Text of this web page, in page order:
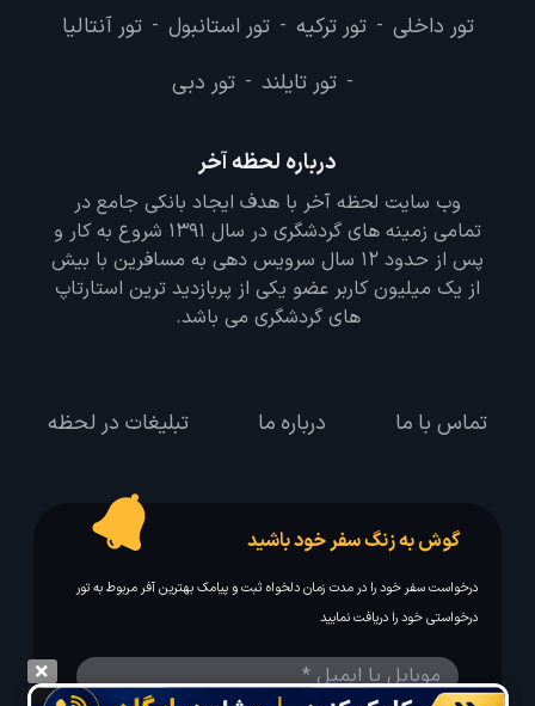
تور داخلی - تور ترکیه - تور استانبول - تور آنتالیا
- تور تایلند - تور دبی
درباره لحظه آخر
وب سایت لحظه آخر با هدف ایجاد بانکی جامع در
تمامی زمینه های گردشگری در سال 1391 شروع به کار و
پس از حدود 12 سال سرویس دهی به مسافرین با بیش
از یک میلیون کاربر عضو یکی از پربازدید ترین استارتاپ
های گردشگری می باشد.
تماس با ما درباره ما تبلیغات در لحظه
گوش به زنگ سفر خود باشید
درخواست سفر خود را در مدت زمان دلخواه ثبت و پیامک بهترین آفر مربوط به تور
درخواستی خود را دریافت نمایید